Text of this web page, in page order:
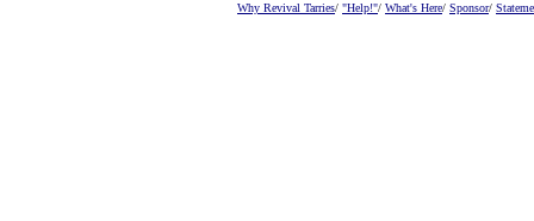
Why Revival Tarries/ "Help!"/ What's Here/ Sponsor/